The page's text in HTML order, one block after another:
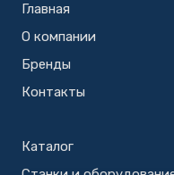
Главная
О компании
Бренды
Контакты
Каталог